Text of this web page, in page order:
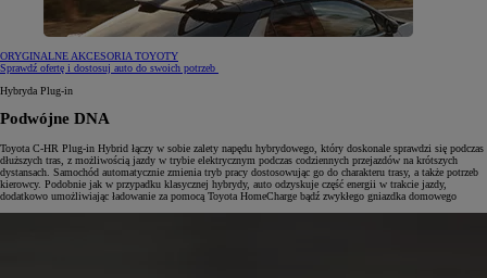
ORYGINALNE AKCESORIA TOYOTY
Sprawdź ofertę i dostosuj auto do swoich potrzeb
Hybryda Plug-in
Podwójne DNA
Toyota C-HR Plug-in Hybrid łączy w sobie zalety napędu hybrydowego, który doskonale sprawdzi się podczas
dłuższych tras, z możliwością jazdy w trybie elektrycznym podczas codziennych przejazdów na krótszych
dystansach. Samochód automatycznie zmienia tryb pracy dostosowując go do charakteru trasy, a także potrzeb
kierowcy. Podobnie jak w przypadku klasycznej hybrydy, auto odzyskuje część energii w trakcie jazdy,
dodatkowo umożliwiając ładowanie za pomocą Toyota HomeCharge bądź zwykłego gniazdka domowego